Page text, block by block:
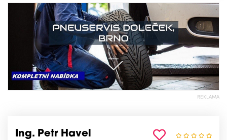
REKLAMA
Ing. Petr Havel